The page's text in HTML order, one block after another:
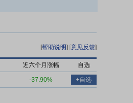
[帮助说明] [意见反馈]
近六个月涨幅 自选
-37.90% +自选